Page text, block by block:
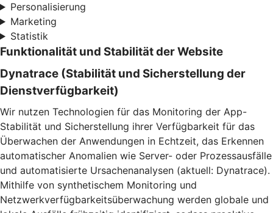
Personalisierung
Marketing
Statistik
Funktionalität und Stabilität der Website
Dynatrace (Stabilität und Sicherstellung der
Dienstverfügbarkeit)
Wir nutzen Technologien für das Monitoring der App-
Stabilität und Sicherstellung ihrer Verfügbarkeit für das
Überwachen der Anwendungen in Echtzeit, das Erkennen
automatischer Anomalien wie Server- oder Prozessausfälle
und automatisierte Ursachenanalysen (aktuell: Dynatrace).
Mithilfe von synthetischem Monitoring und
Netzwerkverfügbarkeitsüberwachung werden globale und